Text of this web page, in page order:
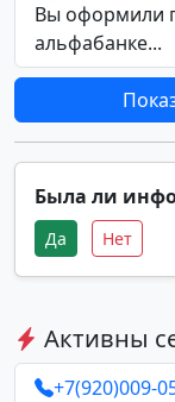
Вы оформили
альфабанке...
Была ли
Да Нет
Активны
+7(920)009-